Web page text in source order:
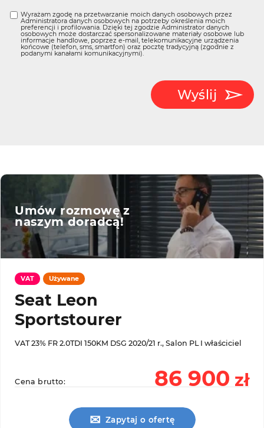
Wyrażam zgodę na przetwarzanie moich danych osobowych przez
Administratora danych osobowych na potrzeby określenia moich
preferencji i profilowania. Dzięki tej zgodzie Administrator danych
osobowych może dostarczać spersonalizowane materiały osobowe lub
informacje handlowe, poprzez e-mail, telekomunikacyjne urządzenia
końcowe (telefon, sms, smartfon) oraz pocztę tradycyjną (zgodnie z
podanymi kanałami komunikacyjnymi).
Wyślij
Umów rozmowę z
naszym doradcą!
VAT Używane
Seat Leon
Sportstourer
VAT 23% FR 2.0TDI 150KM DSG 2020/21 r., Salon PL I właściciel
Cena brutto: 86 900 zł
✉ Zapytaj o ofertę